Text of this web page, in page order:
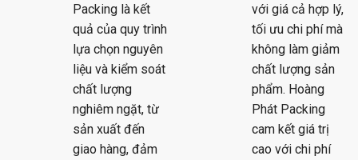
Packing là kết
quả của quy trình
lựa chọn nguyên
liệu và kiểm soát
chất lượng
nghiêm ngặt, từ
sản xuất đến
giao hàng, đảm
với giá cả hợp lý,
tối ưu chi phí mà
không làm giảm
chất lượng sản
phẩm. Hoàng
Phát Packing
cam kết giá trị
cao với chi phí